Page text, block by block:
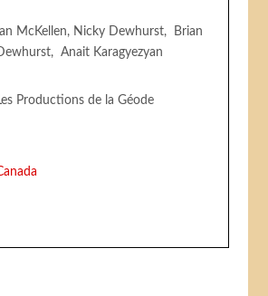
Ian McKellen, Nicky Dewhurst, Brian
Anait Karagyezyan
Productions de la Géode